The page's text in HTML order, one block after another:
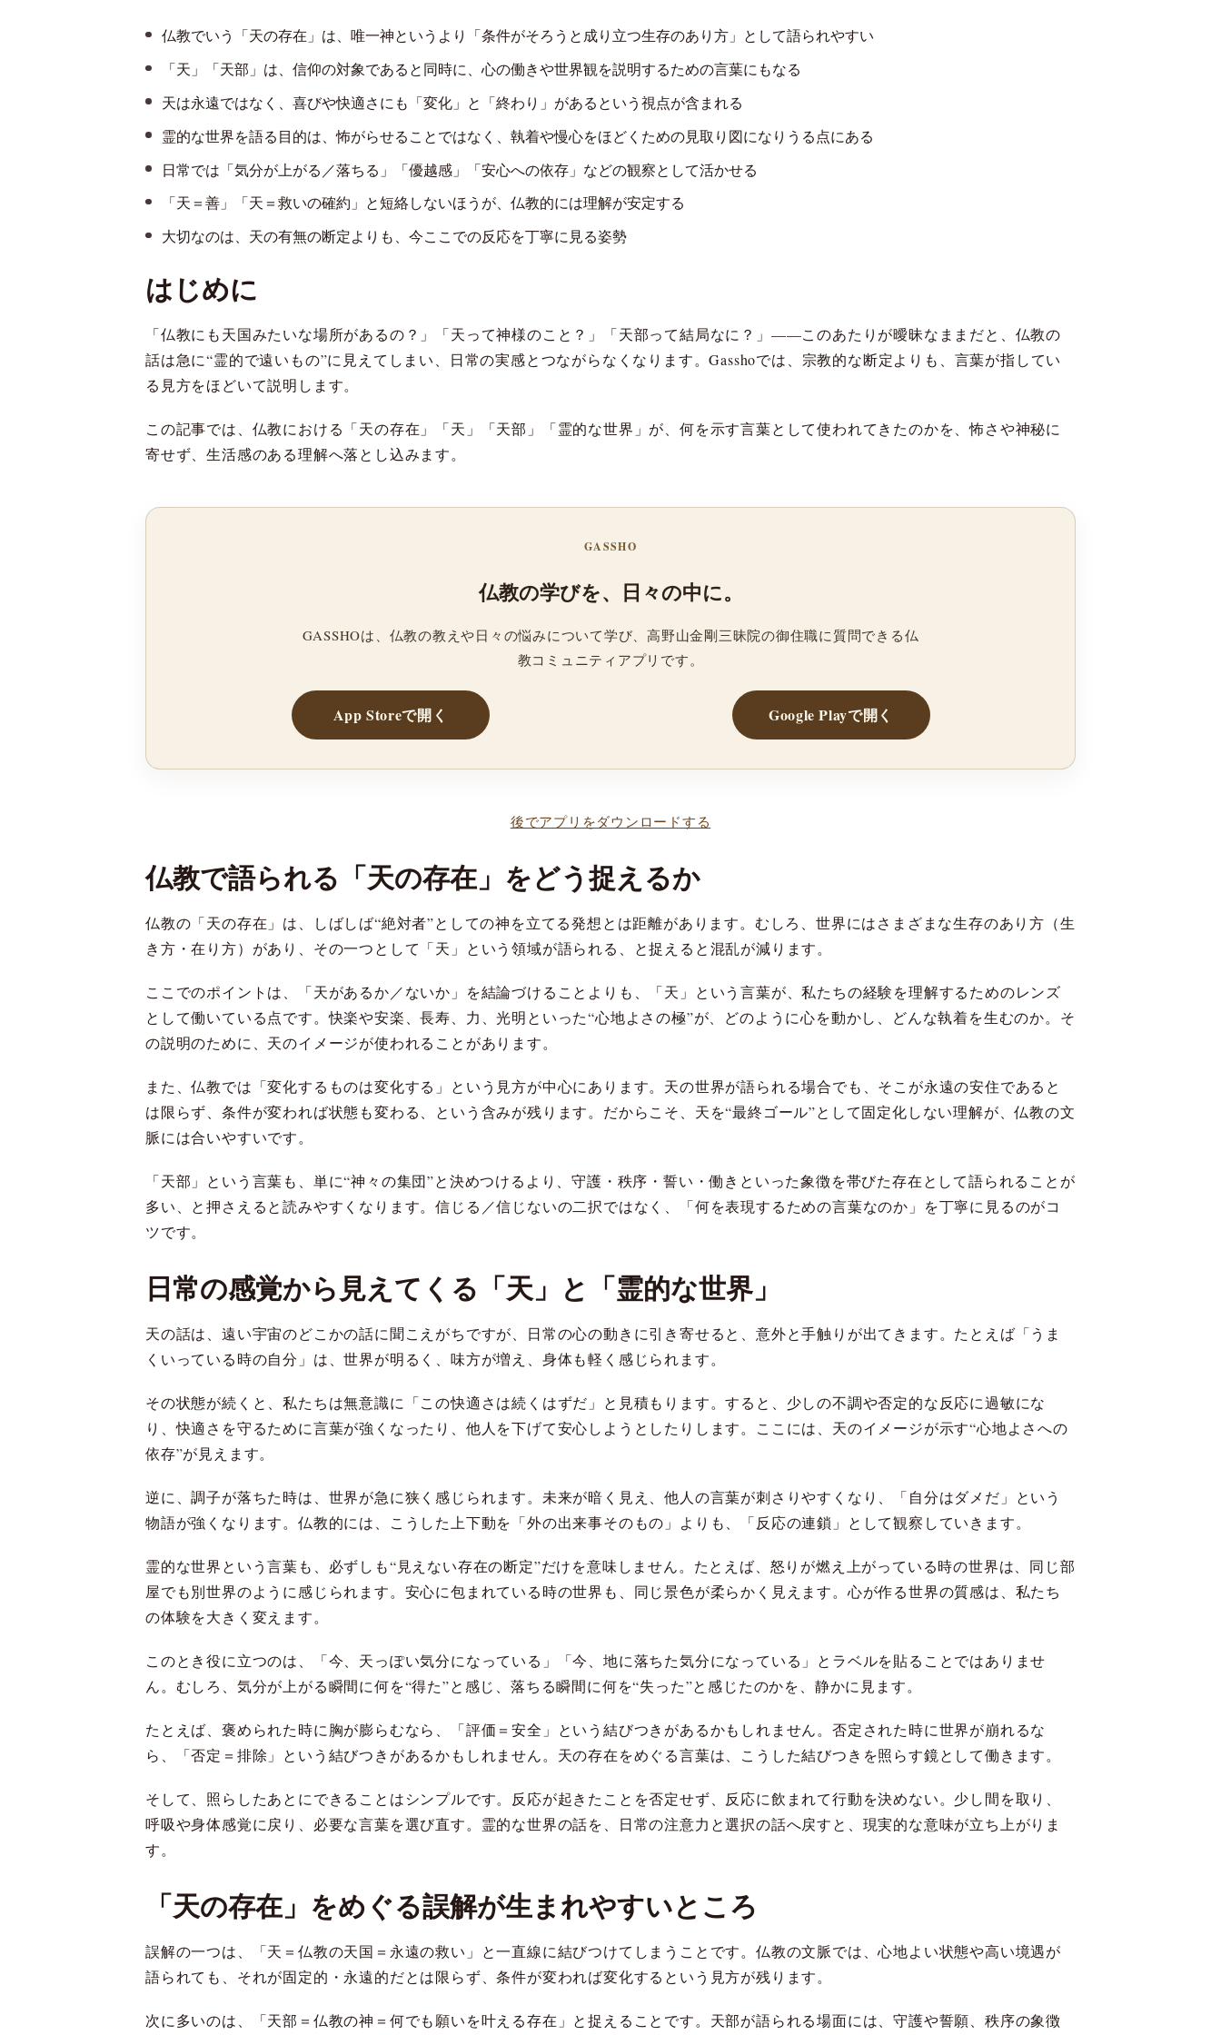
仏教でいう「天の存在」は、唯一神というより「条件がそろうと成り立つ生存のあり方」として語られやすい
「天」「天部」は、信仰の対象であると同時に、心の働きや世界観を説明するための言葉にもなる
天は永遠ではなく、喜びや快適さにも「変化」と「終わり」があるという視点が含まれる
霊的な世界を語る目的は、怖がらせることではなく、執着や慢心をほどくための見取り図になりうる点にある
日常では「気分が上がる／落ちる」「優越感」「安心への依存」などの観察として活かせる
「天＝善」「天＝救いの確約」と短絡しないほうが、仏教的には理解が安定する
大切なのは、天の有無の断定よりも、今ここでの反応を丁寧に見る姿勢
はじめに
「仏教にも天国みたいな場所があるの？」「天って神様のこと？」「天部って結局なに？」——このあたりが曖昧なままだと、仏教の
話は急に“霊的で遠いもの”に見えてしまい、日常の実感とつながらなくなります。Gasshoでは、宗教的な断定よりも、言葉が指してい
る見方をほどいて説明します。
この記事では、仏教における「天の存在」「天」「天部」「霊的な世界」が、何を示す言葉として使われてきたのかを、怖さや神秘に
寄せず、生活感のある理解へ落とし込みます。
GASSHO
仏教の学びを、日々の中に。
GASSHOは、仏教の教えや日々の悩みについて学び、高野山金剛三昧院の御住職に質問できる仏
教コミュニティアプリです。
App Storeで開く Google Playで開く
後でアプリをダウンロードする
仏教で語られる「天の存在」をどう捉えるか
仏教の「天の存在」は、しばしば“絶対者”としての神を立てる発想とは距離があります。むしろ、世界にはさまざまな生存のあり方（生
き方・在り方）があり、その一つとして「天」という領域が語られる、と捉えると混乱が減ります。
ここでのポイントは、「天があるか／ないか」を結論づけることよりも、「天」という言葉が、私たちの経験を理解するためのレンズ
として働いている点です。快楽や安楽、長寿、力、光明といった“心地よさの極”が、どのように心を動かし、どんな執着を生むのか。そ
の説明のために、天のイメージが使われることがあります。
また、仏教では「変化するものは変化する」という見方が中心にあります。天の世界が語られる場合でも、そこが永遠の安住であると
は限らず、条件が変われば状態も変わる、という含みが残ります。だからこそ、天を“最終ゴール”として固定化しない理解が、仏教の文
脈には合いやすいです。
「天部」という言葉も、単に“神々の集団”と決めつけるより、守護・秩序・誓い・働きといった象徴を帯びた存在として語られることが
多い、と押さえると読みやすくなります。信じる／信じないの二択ではなく、「何を表現するための言葉なのか」を丁寧に見るのがコ
ツです。
日常の感覚から見えてくる「天」と「霊的な世界」
天の話は、遠い宇宙のどこかの話に聞こえがちですが、日常の心の動きに引き寄せると、意外と手触りが出てきます。たとえば「うま
くいっている時の自分」は、世界が明るく、味方が増え、身体も軽く感じられます。
その状態が続くと、私たちは無意識に「この快適さは続くはずだ」と見積もります。すると、少しの不調や否定的な反応に過敏にな
り、快適さを守るために言葉が強くなったり、他人を下げて安心しようとしたりします。ここには、天のイメージが示す“心地よさへの
依存”が見えます。
逆に、調子が落ちた時は、世界が急に狭く感じられます。未来が暗く見え、他人の言葉が刺さりやすくなり、「自分はダメだ」という
物語が強くなります。仏教的には、こうした上下動を「外の出来事そのもの」よりも、「反応の連鎖」として観察していきます。
霊的な世界という言葉も、必ずしも“見えない存在の断定”だけを意味しません。たとえば、怒りが燃え上がっている時の世界は、同じ部
屋でも別世界のように感じられます。安心に包まれている時の世界も、同じ景色が柔らかく見えます。心が作る世界の質感は、私たち
の体験を大きく変えます。
このとき役に立つのは、「今、天っぽい気分になっている」「今、地に落ちた気分になっている」とラベルを貼ることではありませ
ん。むしろ、気分が上がる瞬間に何を“得た”と感じ、落ちる瞬間に何を“失った”と感じたのかを、静かに見ます。
たとえば、褒められた時に胸が膨らむなら、「評価＝安全」という結びつきがあるかもしれません。否定された時に世界が崩れるな
ら、「否定＝排除」という結びつきがあるかもしれません。天の存在をめぐる言葉は、こうした結びつきを照らす鏡として働きます。
そして、照らしたあとにできることはシンプルです。反応が起きたことを否定せず、反応に飲まれて行動を決めない。少し間を取り、
呼吸や身体感覚に戻り、必要な言葉を選び直す。霊的な世界の話を、日常の注意力と選択の話へ戻すと、現実的な意味が立ち上がりま
す。
「天の存在」をめぐる誤解が生まれやすいところ
誤解の一つは、「天＝仏教の天国＝永遠の救い」と一直線に結びつけてしまうことです。仏教の文脈では、心地よい状態や高い境遇が
語られても、それが固定的・永遠的だとは限らず、条件が変われば変化するという見方が残ります。
次に多いのは、「天部＝仏教の神＝何でも願いを叶える存在」と捉えることです。天部が語られる場面には、守護や誓願、秩序の象徴